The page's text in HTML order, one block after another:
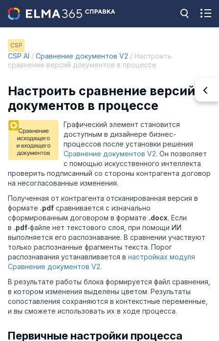
CSP
CSP AI / Сравнение документов V2 / Настроить
сравнение версий документов в процессе
Настроить сравнение версий
документов в процессе
Графический элемент становится
доступным в дизайнере бизнес-
процессов после установки решения
Сравнение документов V2. Он позволяет
с помощью искусственного интеллекта
проверить подписанный со стороны контрагента договор
на несогласованные изменения.
Полученная от контрагента отсканированная версия в
формате .pdf сравнивается с изначально
сформированным договором в формате .docx. Если
в .pdf‑файле нет текстового слоя, при помощи ИИ
выполняется его распознавание. В сравнении участвуют
только распознанные фрагменты текста. Порог
распознавания устанавливается в настройках модуля
Сравнение документов V2.
В результате работы блока формируется файл сравнения,
в котором изменения выделены цветом. Результаты
сопоставления сохраняются в контекстные переменные,
и вы сможете использовать их в ходе процесса.
Первичные настройки процесса